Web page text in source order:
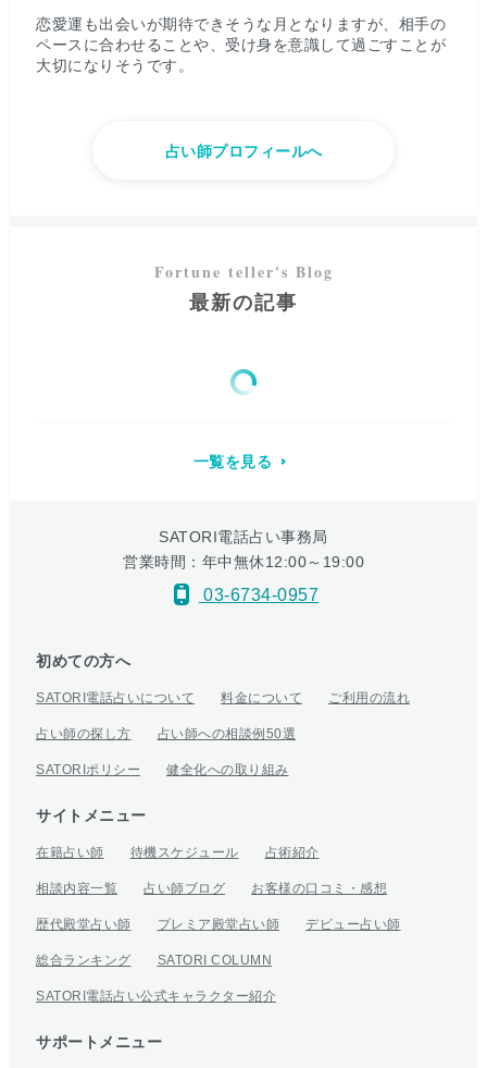
恋愛運も出会いが期待できそうな月となりますが、相手の
ペースに合わせることや、受け身を意識して過ごすことが
大切になりそうです。
占い師プロフィールへ
最新の記事
一覧を見る
SATORI電話占い事務局
営業時間：年中無休12:00～19:00
03-6734-0957
初めての方へ
SATORI電話占いについて 料金について ご利用の流れ
占い師の探し方 占い師への相談例50選
SATORIポリシー 健全化への取り組み
サイトメニュー
在籍占い師 待機スケジュール 占術紹介
相談内容一覧 占い師ブログ お客様の口コミ・感想
歴代殿堂占い師 プレミア殿堂占い師 デビュー占い師
総合ランキング SATORI COLUMN
SATORI電話占い公式キャラクター紹介
サポートメニュー